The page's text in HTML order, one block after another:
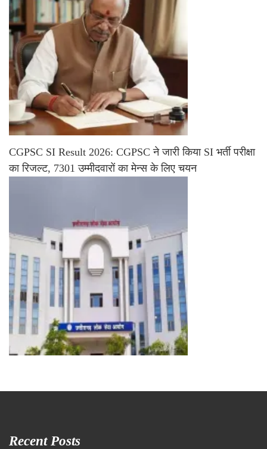
CGPSC SI Result 2026: CGPSC ने जारी किया SI भर्ती परीक्षा
का रिजल्ट, 7301 उम्मीदवारों का मेन्स के लिए चयन
Recent Posts